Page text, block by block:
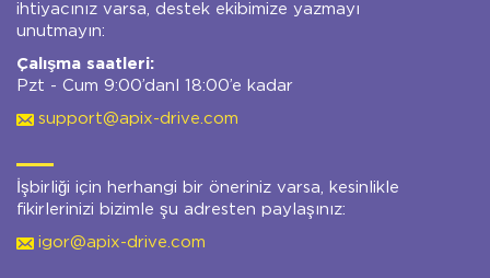
ihtiyacınız varsa, destek ekibimize yazmayı
unutmayın:
Çalışma saatleri:
Pzt - Cum 9:00’danl 18:00’e kadar
support@apix-drive.com
İşbirliği için herhangi bir öneriniz varsa, kesinlikle
fikirlerinizi bizimle şu adresten paylaşınız:
igor@apix-drive.com